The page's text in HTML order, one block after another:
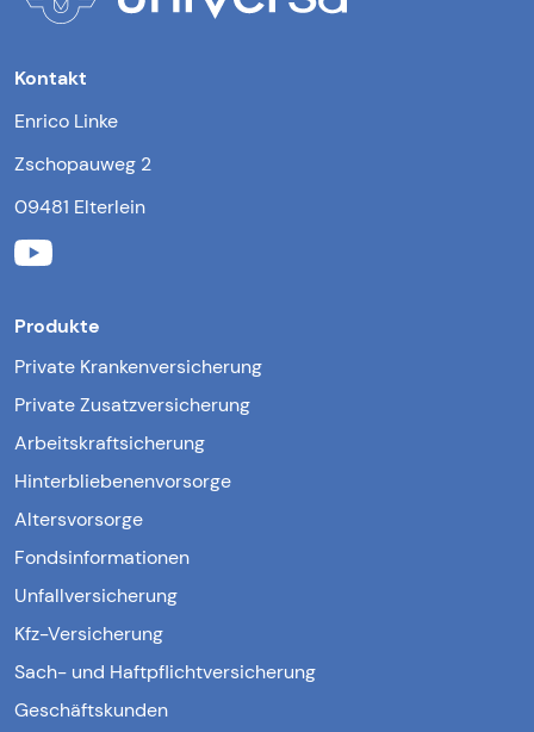
Kontakt
Enrico Linke
Zschopauweg 2
09481 Elterlein
Produkte
Private Krankenversicherung
Private Zusatzversicherung
Arbeitskraftsicherung
Hinterbliebenenvorsorge
Altersvorsorge
Fondsinformationen
Unfallversicherung
Kfz-Versicherung
Sach- und Haftpflichtversicherung
Geschäftskunden